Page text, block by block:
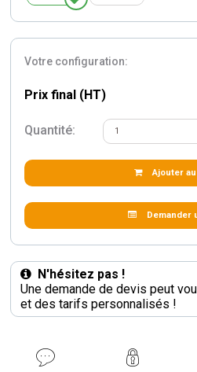
Votre configuration:
Prix final (HT)
Quantité:
Ajouter
Demander
N'hésitez pas !
Une demande de devis peut
et des tarifs personnalisés !